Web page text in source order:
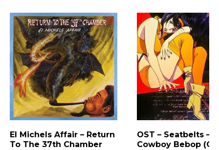
El Michels Affair – Return
To The 37th Chamber
OST – Seatbelts –
Cowboy Bebop